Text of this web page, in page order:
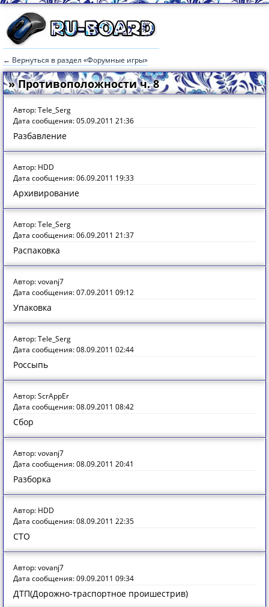
← Вернуться в раздел «Форумные игры»
» Противоположности ч. 8
Автор: Tele_Serg
Дата сообщения: 05.09.2011 21:36
Разбавление
Автор: HDD
Дата сообщения: 06.09.2011 19:33
Архивирование
Автор: Tele_Serg
Дата сообщения: 06.09.2011 21:37
Распаковка
Автор: vovanj7
Дата сообщения: 07.09.2011 09:12
Упаковка
Автор: Tele_Serg
Дата сообщения: 08.09.2011 02:44
Россыпь
Автор: ScrAppEr
Дата сообщения: 08.09.2011 08:42
Сбор
Автор: vovanj7
Дата сообщения: 08.09.2011 20:41
Разборка
Автор: HDD
Дата сообщения: 08.09.2011 22:35
СТО
Автор: vovanj7
Дата сообщения: 09.09.2011 09:34
ДТП(Дорожно-траспортное проишестрив)